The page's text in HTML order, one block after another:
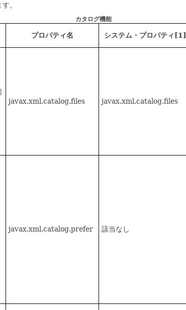
。
カタログ機能
プロパティ名 システム・プロパティ[1]
javax.xml.catalog.files javax.xml.catalog.files
javax.xml.catalog.prefer 該当なし